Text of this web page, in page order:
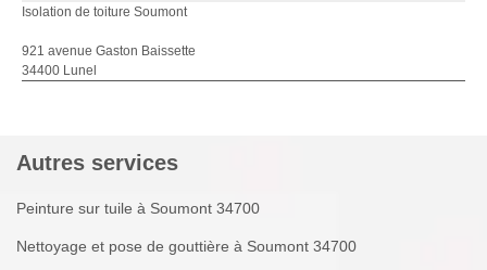
Isolation de toiture Soumont
921 avenue Gaston Baissette
34400 Lunel
Autres services
Peinture sur tuile à Soumont 34700
Nettoyage et pose de gouttière à Soumont 34700